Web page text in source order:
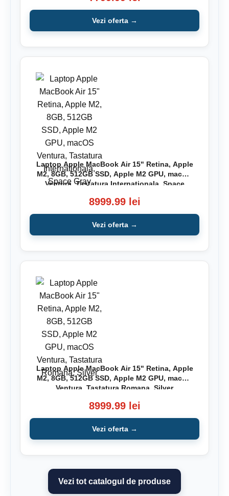
Vezi oferta →
Laptop Apple MacBook Air 15" Retina, Apple
M2, 8GB, 512GB SSD, Apple M2 GPU, macOS
Ventura, Tastatura Internationala, Space
8999.99 lei
Vezi oferta →
Laptop Apple MacBook Air 15" Retina, Apple
M2, 8GB, 512GB SSD, Apple M2 GPU, macOS
Ventura, Tastatura Romana, Silver
8999.99 lei
Vezi oferta →
Vezi tot catalogul de produse